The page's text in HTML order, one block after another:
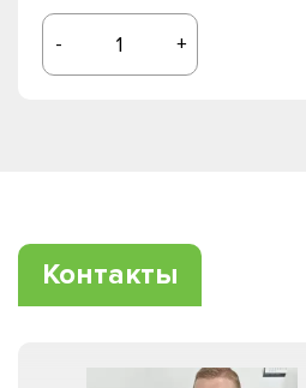
- +
Контакты